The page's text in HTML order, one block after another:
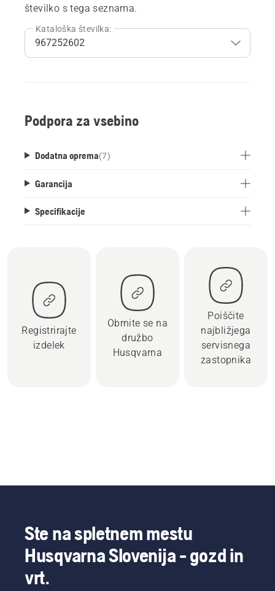
številko s tega seznama.
Kataloška številka:
Podpora za vsebino
Dodatna oprema(7)
Garancija
Specifikacije
Registrirajte
izdelek
Obrnite se na
družbo
Husqvarna
Poiščite
najbližjega
servisnega
zastopnika
Ste na spletnem mestu
Husqvarna Slovenija - gozd in
vrt.